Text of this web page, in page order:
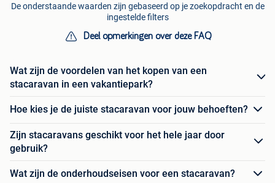
De onderstaande waarden zijn gebaseerd op je zoekopdracht en de
ingestelde filters
Deel opmerkingen over deze FAQ
Wat zijn de voordelen van het kopen van een
stacaravan in een vakantiepark?
Hoe kies je de juiste stacaravan voor jouw behoeften?
Zijn stacaravans geschikt voor het hele jaar door
gebruik?
Wat zijn de onderhoudseisen voor een stacaravan?